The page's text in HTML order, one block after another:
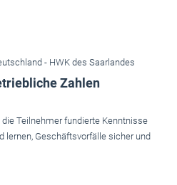
- HWK des Saarlandes
Zahlen
Teilnehmer fundierte Kenntnisse
lernen, Geschäftsvorfälle sicher und